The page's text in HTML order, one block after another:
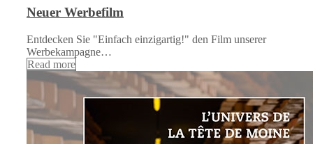
Neuer Werbefilm
Entdecken Sie "Einfach einzigartig!" den Film unserer
Werbekampagne…
Read more